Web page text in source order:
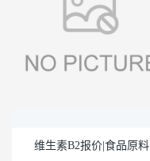
维生素B2报价|食品原料